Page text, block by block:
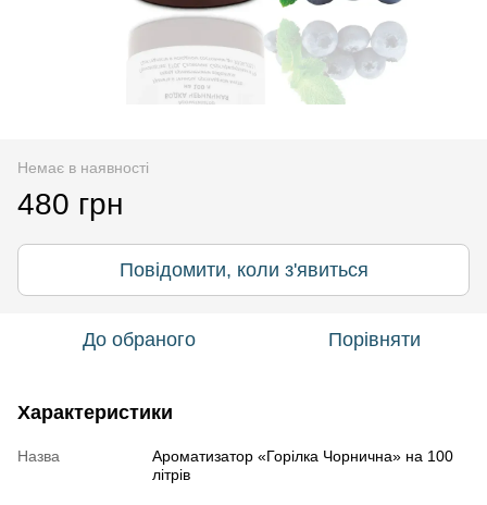
Немає в наявності
480 грн
Повідомити, коли з'явиться
До обраного Порівняти
Характеристики
Назва
Ароматизатор «Горілка Чорнична» на 100
літрів